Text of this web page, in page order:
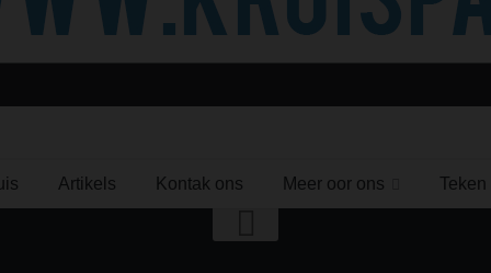
Artikels Kontak ons Meer oor ons Teken